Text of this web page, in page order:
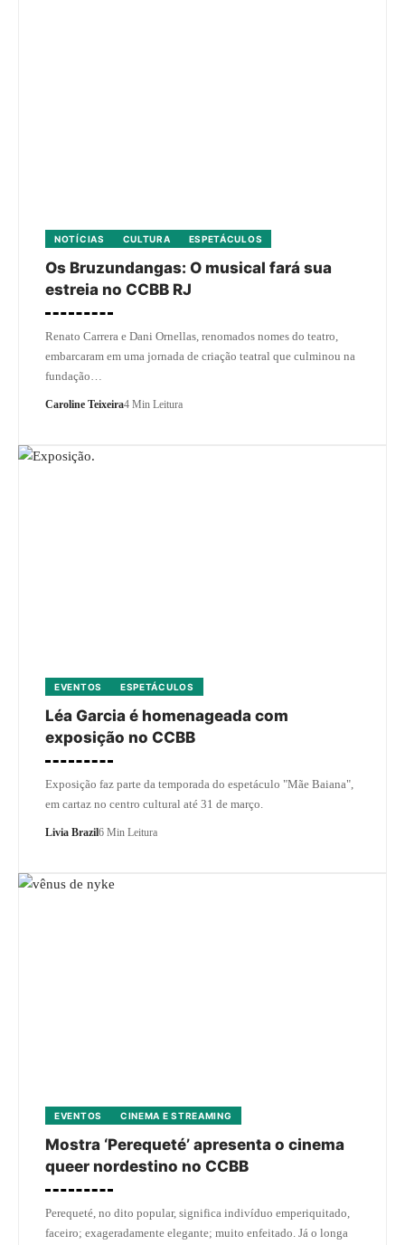
NOTÍCIAS CULTURA ESPETÁCULOS
Os Bruzundangas: O musical fará sua
estreia no CCBB RJ
Renato Carrera e Dani Ornellas, renomados nomes do teatro,
embarcaram em uma jornada de criação teatral que culminou na
fundação…
Caroline Teixeira4 Min Leitura
EVENTOS ESPETÁCULOS
Léa Garcia é homenageada com
exposição no CCBB
Exposição faz parte da temporada do espetáculo "Mãe Baiana",
em cartaz no centro cultural até 31 de março.
Livia Brazil6 Min Leitura
EVENTOS CINEMA E STREAMING
Mostra ‘Perequeté’ apresenta o cinema
queer nordestino no CCBB
Perequeté, no dito popular, significa indivíduo emperiquitado,
faceiro; exageradamente elegante; muito enfeitado. Já o longa